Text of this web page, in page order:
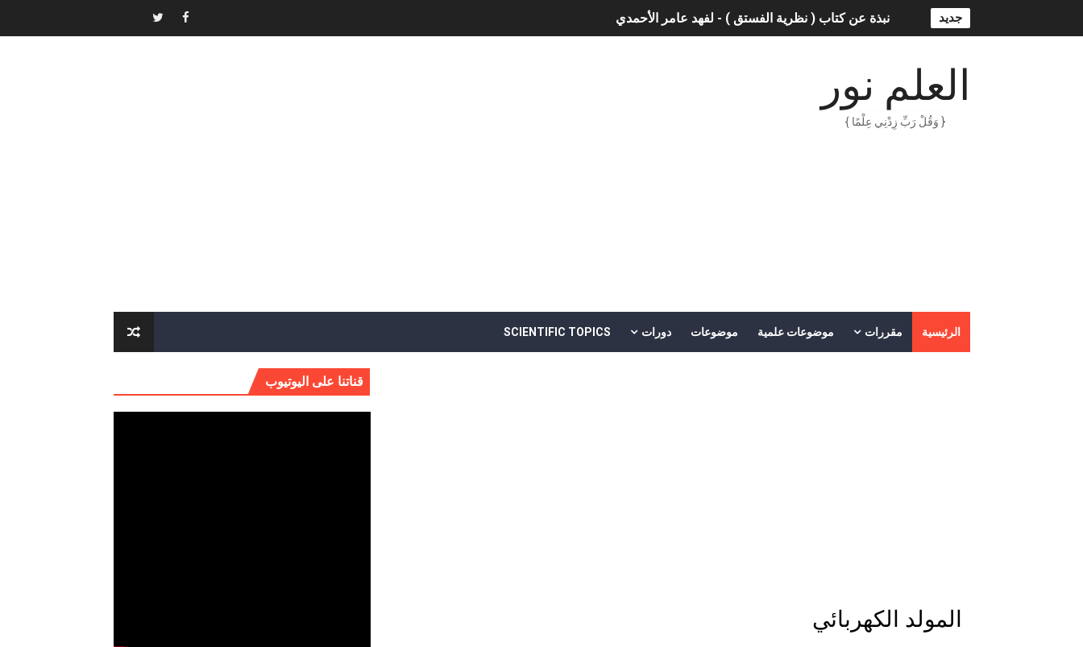
جديد نبذة عن كتاب ( نظرية الفستق ) - لفهد عامر الأحمدي
الهكرز خفايا وأسرار – Binary tree
أناس ملهمون يجب أن تقرأ قصصهم
ORACLE 9i بالعربية – محمد - pdf
الذكاء المالي
ملخص 5-4 مخلص لدرس الرابطة التساهمية - الروابط التساهمية
العلم نور
{ وَقُلْ رَبِّ زِدْنِي عِلْمًا }
الرئيسية مقررات موضوعات علمية موضوعات دورات SCIENTIFIC TOPICS
المولد الكهربائي
قناتنا على اليوتيوب